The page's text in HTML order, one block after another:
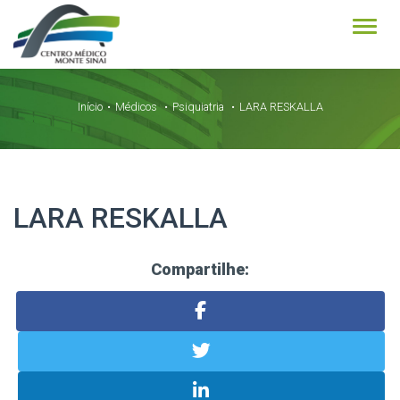
Início Médicos Psiquiatria LARA RESKALLA
LARA RESKALLA
Compartilhe: